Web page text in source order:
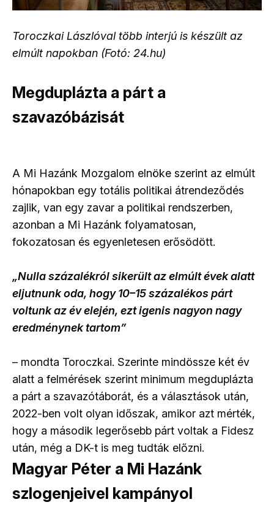
Toroczkai Lászlóval több interjú is készült az
elmúlt napokban (Fotó: 24.hu)
Megduplázta a párt a
szavazóbázisát
A Mi Hazánk Mozgalom elnöke szerint az elmúlt
hónapokban egy totális politikai átrendeződés
zajlik, van egy zavar a politikai rendszerben,
azonban a Mi Hazánk folyamatosan,
fokozatosan és egyenletesen erősödött.
„Nulla százalékról sikerült az elmúlt évek alatt
eljutnunk oda, hogy 10–15 százalékos párt
voltunk az év elején, ezt igenis nagyon nagy
eredménynek tartom”
– mondta Toroczkai. Szerinte mindössze két év
alatt a felmérések szerint minimum megduplázta
a párt a szavazótáborát, és a választások után,
2022-ben volt olyan időszak, amikor azt mérték,
hogy a második legerősebb párt voltak a Fidesz
után, még a DK-t is meg tudták előzni.
Magyar Péter a Mi Hazánk
szlogenjeivel kampányol